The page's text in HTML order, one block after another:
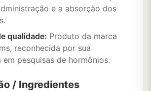
e a absorção dos
qualidade: Produto da marca
reconhecida por sua
em pesquisas de hormônios.
/ Ingredientes